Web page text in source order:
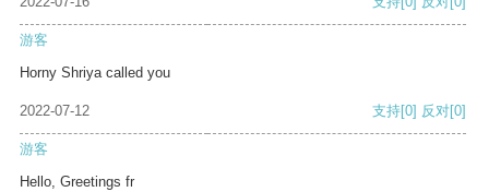
游客
Horny Shriya called you
2022-07-12 支持[0] 反对[0]
游客
Hello, Greetings fr